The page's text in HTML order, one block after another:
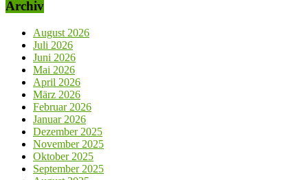
Archiv
August 2026
Juli 2026
Juni 2026
Mai 2026
April 2026
März 2026
Februar 2026
Januar 2026
Dezember 2025
November 2025
Oktober 2025
September 2025